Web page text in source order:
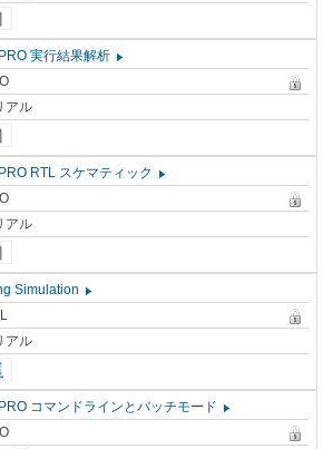
実行結果解析
アル
RTL スケマティック
アル
Simulation
アル
コマンドラインとバッチモード